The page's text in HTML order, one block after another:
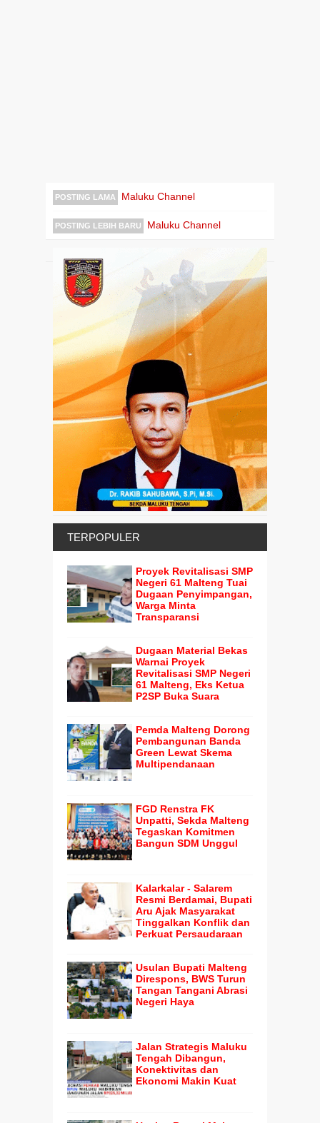
POSTING LAMA Maluku Channel
POSTING LEBIH BARU Maluku Channel
TERPOPULER
Proyek Revitalisasi SMP
Negeri 61 Malteng Tuai
Dugaan Penyimpangan,
Warga Minta
Transparansi
Dugaan Material Bekas
Warnai Proyek
Revitalisasi SMP Negeri
61 Malteng, Eks Ketua
P2SP Buka Suara
Pemda Malteng Dorong
Pembangunan Banda
Green Lewat Skema
Multipendanaan
FGD Renstra FK
Unpatti, Sekda Malteng
Tegaskan Komitmen
Bangun SDM Unggul
Kalarkalar - Salarem
Resmi Berdamai, Bupati
Aru Ajak Masyarakat
Tinggalkan Konflik dan
Perkuat Persaudaraan
Usulan Bupati Malteng
Direspons, BWS Turun
Tangan Tangani Abrasi
Negeri Haya
Jalan Strategis Maluku
Tengah Dibangun,
Konektivitas dan
Ekonomi Makin Kuat